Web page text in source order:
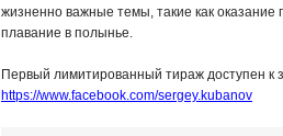
жизненно важные темы, такие как
плавание в полынье.
Первый лимитированный тираж доступен к
https://www.facebook.com/sergey.kubanov